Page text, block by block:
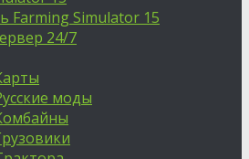
Farming Simulator 15
24/7
моды